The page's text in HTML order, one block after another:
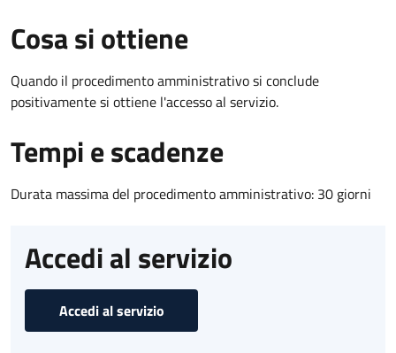
Cosa si ottiene
Quando il procedimento amministrativo si conclude
positivamente si ottiene l'accesso al servizio.
Tempi e scadenze
Durata massima del procedimento amministrativo: 30 giorni
Accedi al servizio
Accedi al servizio